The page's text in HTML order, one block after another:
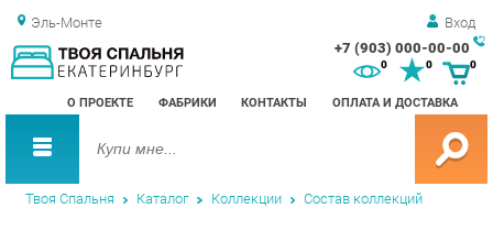
Эль-Монте Вход
+7 (903) 000-00-00
О ПРОЕКТЕ ФАБРИКИ КОНТАКТЫ ОПЛАТА И ДОСТАВКА
0 0
Твоя Спальня Каталог Коллекции Состав коллекций